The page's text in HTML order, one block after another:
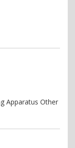
Apparatus Other